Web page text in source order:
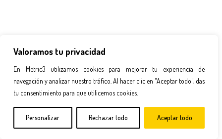
Valoramos tu privacidad
En Metric3 utilizamos cookies para mejorar tu experiencia de
navegación y analizar nuestro tráfico. Al hacer clic en "Aceptar todo", das
tu consentimiento para que utilicemos cookies.
Personalizar Rechazar todo Aceptar todo